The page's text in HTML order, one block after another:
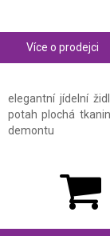
Více o prodejci
elegantní jídelní
potah plochá
demontu